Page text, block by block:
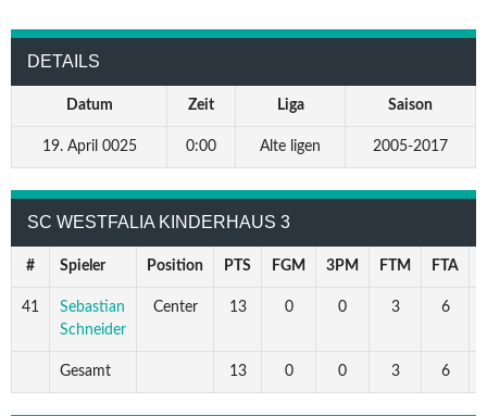
DETAILS
Datum Zeit Liga Saison
19. April 0025 0:00 Alte ligen 2005-2017
SC WESTFALIA KINDERHAUS 3
# Spieler Position PTS FGM 3PM FTM FTA
41
Sebastian
Schneider
Center 13 0 0 3 6
Gesamt 13 0 0 3 6